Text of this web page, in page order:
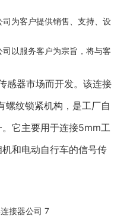
为客户提供销售、支持、设
以服务客户为宗旨，将与客
感器市场而开发。该连接
螺纹锁紧机构，是工厂自
它主要用于连接5mm工
和电动自行车的信号传